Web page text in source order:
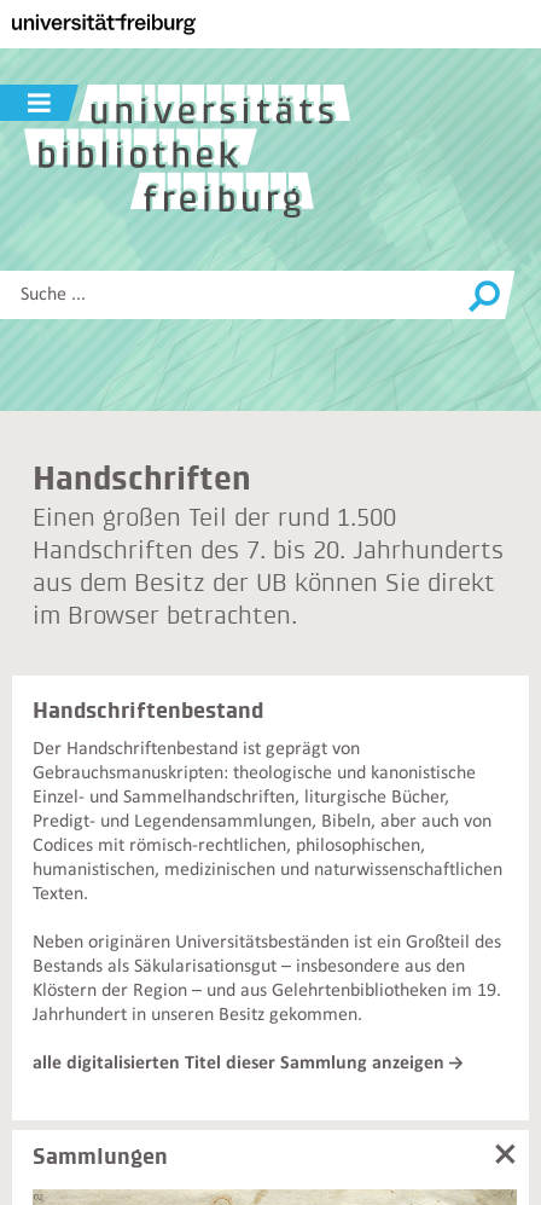
Hauptnavigation
Seite
Zum
Hauptinhalt
dieser
Suche
Navigation
ein-
/
ausblenden
Website
Handschriften
Einen großen Teil der rund 1.500
Handschriften des 7. bis 20. Jahrhunderts
aus dem Besitz der UB können Sie direkt
im Browser betrachten.
Handschriftenbestand
Der Handschriftenbestand ist geprägt von
Gebrauchsmanuskripten: theologische und kanonistische
Einzel- und Sammelhandschriften, liturgische Bücher,
Predigt- und Legendensammlungen, Bibeln, aber auch von
Codices mit römisch-rechtlichen, philosophischen,
humanistischen, medizinischen und naturwissenschaftlichen
Texten.
Neben originären Universitätsbeständen ist ein Großteil des
Bestands als Säkularisationsgut – insbesondere aus den
Klöstern der Region – und aus Gelehrtenbibliotheken im 19.
Jahrhundert in unseren Besitz gekommen.
alle digitalisierten Titel dieser Sammlung anzeigen
Sammlungen